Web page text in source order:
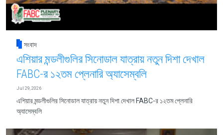
সংবাদ
এশিয়ার মন্ডলীগুলির সিনোডাল যাত্রায় নতুন দিশা দেখাল
FABC-র ১২তম প্লেনারি অ্যাসেম্বলি
Jul 29, 2026
এশিয়ার মন্ডলীগুলির সিনোডাল যাত্রায় নতুন দিশা দেখাল FABC-র ১২তম প্লেনারি
অ্যাসেম্বলি